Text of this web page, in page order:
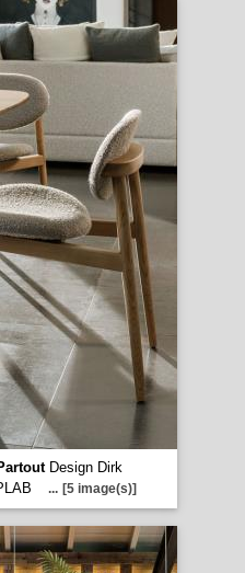
Design Dirk
... [5 image(s)]